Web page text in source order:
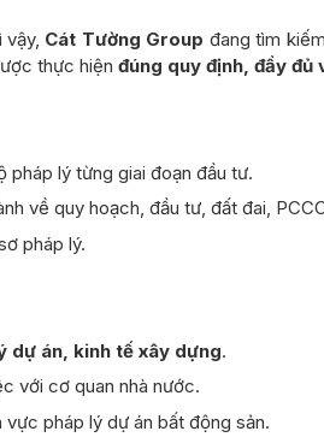
Cát Tường Group đang tìm kiếm
thực hiện đúng quy định, đầy đủ
lý từng giai đoạn đầu tư.
về quy hoạch, đầu tư, đất đai,
pháp lý.
dự án, kinh tế xây dựng.
với cơ quan nhà nước.
vực pháp lý dự án bất động sản.